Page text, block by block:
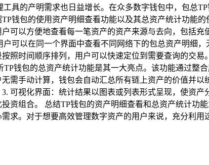
的产明需求也日益增长。在众多数字钱包中，包总TP
钱包的使用资产明细查看功能以及其总资产统计功能
可以方便地查看每一笔资产的资产来源与去向，包括
可以在同一个界面中查看不同网络下的包总资产明细
照时间顺序排列，用户可以快速定位到需要查询的交
钱包的总资产统计功能是其一大亮点。该功能通过整
需手动计算，钱包会自动汇总所有链上资产的价值并
可视化界面：统计结果以图表或列表形式呈现，使资产
资组合。 总结TP钱包的资产明细查看和总资产统计功
求。对于想要高效管理数字资产的用户来说，充分利